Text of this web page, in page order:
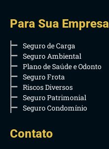
Para Sua Empresa
Seguro de Carga
Seguro Ambiental
Plano de Saúde e Odonto
Seguro Frota
Riscos Diversos
Seguro Patrimonial
Seguro Condomínio
Contato